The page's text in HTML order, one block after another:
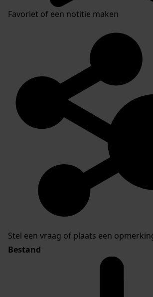
Favoriet of een notitie maken
Stel een vraag of plaats een
Bestand